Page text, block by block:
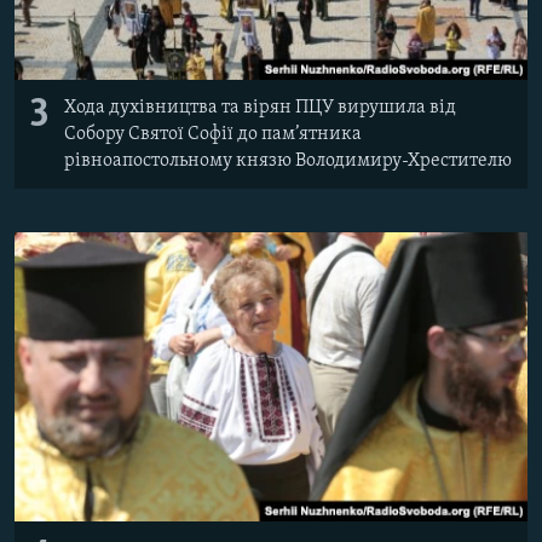
3
Хода духівництва та вірян ПЦУ вирушила від
Собору Святої Софії до пам’ятника
рівноапостольному князю Володимиру-Хрестителю